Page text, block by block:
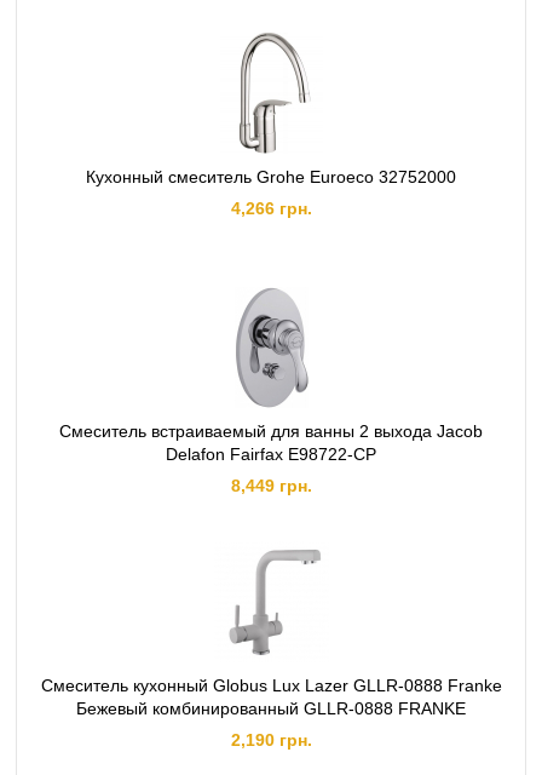
Кухонный смеситель Grohe Euroeco 32752000
4,266 грн.
Смеситель встраиваемый для ванны 2 выхода Jacob
Delafon Fairfax E98722-CP
8,449 грн.
Смеситель кухонный Globus Lux Lazer GLLR-0888 Franke
Бежевый комбинированный GLLR-0888 FRANKE
2,190 грн.